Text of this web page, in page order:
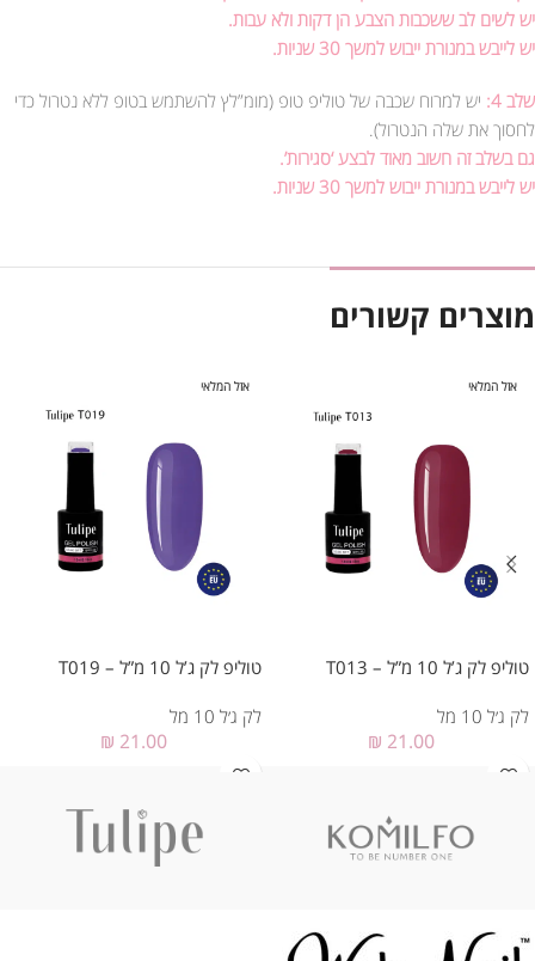
יש לשים לב ששכבות הצבע הן דקות ולא עבות.
יש לייבש במנורת ייבוש למשך 30 שניות.
שלב 4:
יש למרוח שכבה של טוליפ טופ (מומ”לץ להשתמש בטופ ללא נטרול כדי
לחסוך את שלה הנטרול).
גם בשלב זה חשוב מאוד לבצע ‘סגירות’.
יש לייבש במנורת ייבוש למשך 30 שניות.
מוצרים קשורים
אזל המלאי
טוליפ לק ג’ל 10 מ”ל – T013
לק ג׳ל 10 מל
₪ 21.00
אזל המלאי
טוליפ לק ג’ל 10 מ”ל – T019
לק ג׳ל 10 מל
₪ 21.00